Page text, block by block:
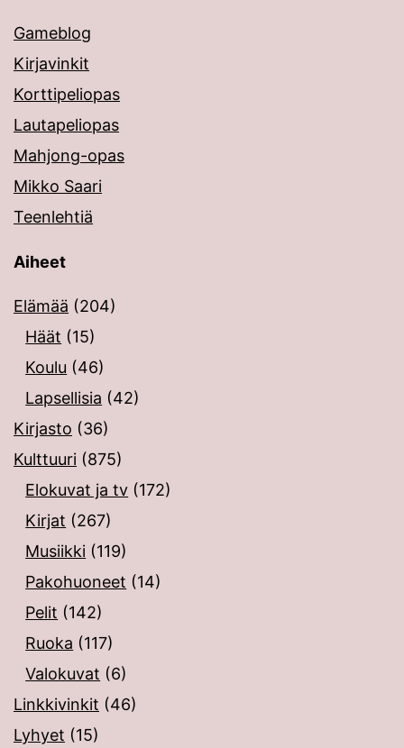
Gameblog
Kirjavinkit
Korttipeliopas
Lautapeliopas
Mahjong-opas
Mikko Saari
Teenlehtiä
Aiheet
Elämää (204)
Häät (15)
Koulu (46)
Lapsellisia (42)
Kirjasto (36)
Kulttuuri (875)
Elokuvat ja tv (172)
Kirjat (267)
Musiikki (119)
Pakohuoneet (14)
Pelit (142)
Ruoka (117)
Valokuvat (6)
Linkkivinkit (46)
Lyhyet (15)